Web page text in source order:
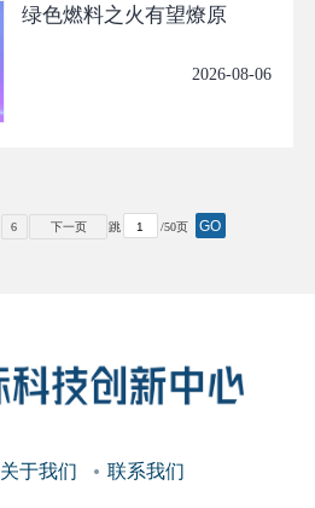
2026-08-06
绿色燃料之火有望燎原
6 下一页 跳 /50页 GO
关于我们 联系我们